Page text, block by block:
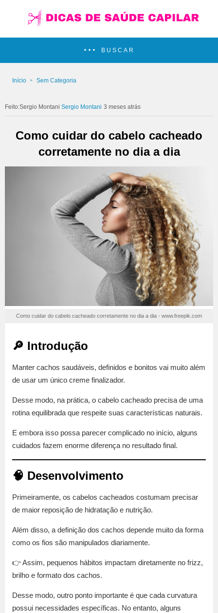
BUSCAR
Início Sem Categoria
Sergio Montani 3 meses atrás
Como cuidar do cabelo cacheado
corretamente no dia a dia
Como cuidar do cabelo cacheado corretamente no dia a dia - www.freepik.com
🔎 Introdução
Manter cachos saudáveis, definidos e bonitos vai muito além
de usar um único creme finalizador.
Desse modo, na prática, o cabelo cacheado precisa de uma
rotina equilibrada que respeite suas características naturais.
E embora isso possa parecer complicado no início, alguns
cuidados fazem enorme diferença no resultado final.
🧠 Desenvolvimento
Primeiramente, os cabelos cacheados costumam precisar
de maior reposição de hidratação e nutrição.
Além disso, a definição dos cachos depende muito da forma
como os fios são manipulados diariamente.
👉 Assim, pequenos hábitos impactam diretamente no frizz,
brilho e formato dos cachos.
Desse modo, outro ponto importante é que cada curvatura
possui necessidades específicas. No entanto, alguns